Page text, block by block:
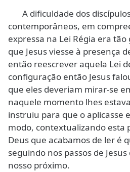
A dificuldade dos
contemporâneos, em
expressa na Lei Régia era
que Jesus viesse à presença
então reescrever aquela Lei
configuração então Jesus
que eles deveriam mirar-se
naquele momento lhes
instruiu para que o aplicasse
modo, contextualizando esta
Deus que acabamos de ler é
seguindo nos passos de
nosso próximo.